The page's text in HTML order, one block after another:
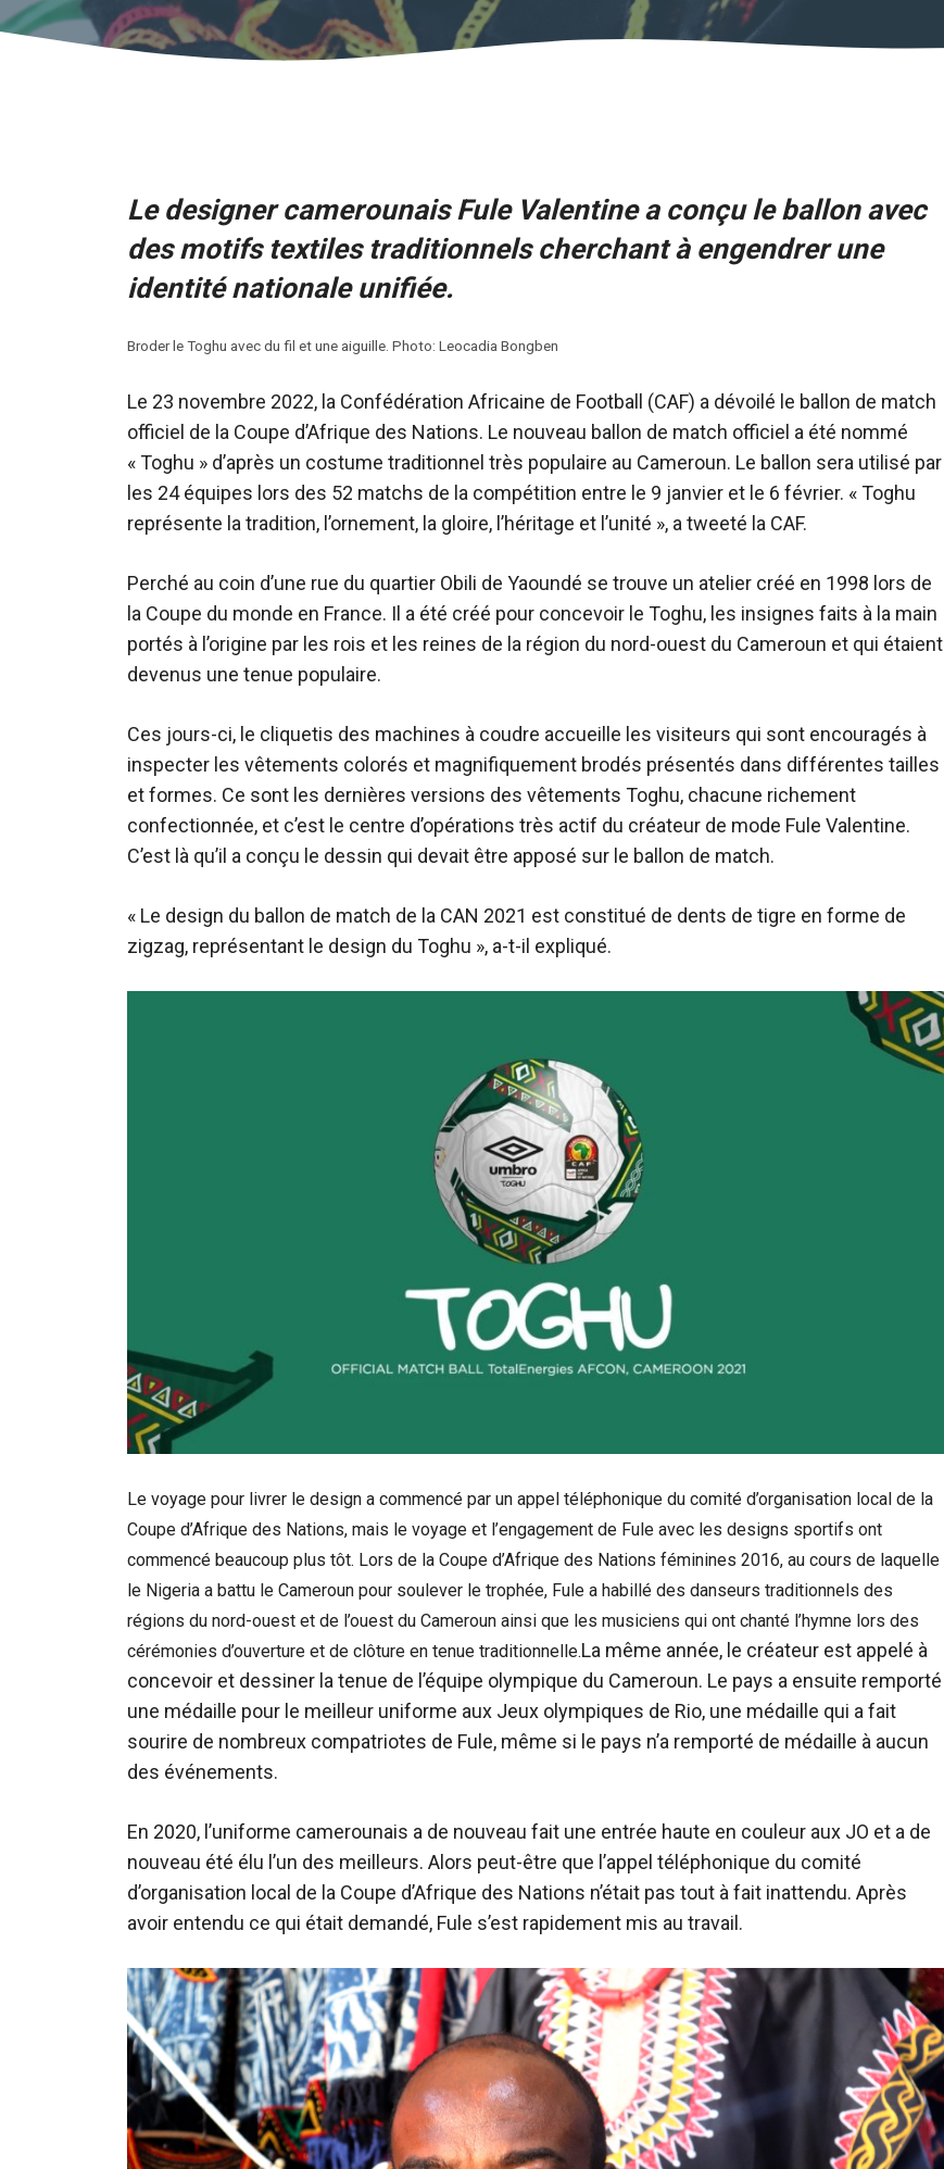
Le designer camerounais Fule Valentine a conçu le ballon avec
des motifs textiles traditionnels cherchant à engendrer une
identité nationale unifiée.
Broder le Toghu avec du fil et une aiguille. Photo: Leocadia Bongben
Le 23 novembre 2022, la Confédération Africaine de Football (CAF) a dévoilé le ballon de match
officiel de la Coupe d’Afrique des Nations. Le nouveau ballon de match officiel a été nommé
« Toghu » d’après un costume traditionnel très populaire au Cameroun. Le ballon sera utilisé par
les 24 équipes lors des 52 matchs de la compétition entre le 9 janvier et le 6 février. « Toghu
représente la tradition, l’ornement, la gloire, l’héritage et l’unité », a tweeté la CAF.
Perché au coin d’une rue du quartier Obili de Yaoundé se trouve un atelier créé en 1998 lors de
la Coupe du monde en France. Il a été créé pour concevoir le Toghu, les insignes faits à la main
portés à l’origine par les rois et les reines de la région du nord-ouest du Cameroun et qui étaient
devenus une tenue populaire.
Ces jours-ci, le cliquetis des machines à coudre accueille les visiteurs qui sont encouragés à
inspecter les vêtements colorés et magnifiquement brodés présentés dans différentes tailles
et formes. Ce sont les dernières versions des vêtements Toghu, chacune richement
confectionnée, et c’est le centre d’opérations très actif du créateur de mode Fule Valentine.
C’est là qu’il a conçu le dessin qui devait être apposé sur le ballon de match.
« Le design du ballon de match de la CAN 2021 est constitué de dents de tigre en forme de
zigzag, représentant le design du Toghu », a-t-il expliqué.
Le voyage pour livrer le design a commencé par un appel téléphonique du comité d’organisation local de la
Coupe d’Afrique des Nations, mais le voyage et l’engagement de Fule avec les designs sportifs ont
commencé beaucoup plus tôt. Lors de la Coupe d’Afrique des Nations féminines 2016, au cours de laquelle
le Nigeria a battu le Cameroun pour soulever le trophée, Fule a habillé des danseurs traditionnels des
régions du nord-ouest et de l’ouest du Cameroun ainsi que les musiciens qui ont chanté l’hymne lors des
cérémonies d’ouverture et de clôture en tenue traditionnelle.La même année, le créateur est appelé à
concevoir et dessiner la tenue de l’équipe olympique du Cameroun. Le pays a ensuite remporté
une médaille pour le meilleur uniforme aux Jeux olympiques de Rio, une médaille qui a fait
sourire de nombreux compatriotes de Fule, même si le pays n’a remporté de médaille à aucun
des événements.
En 2020, l’uniforme camerounais a de nouveau fait une entrée haute en couleur aux JO et a de
nouveau été élu l’un des meilleurs. Alors peut-être que l’appel téléphonique du comité
d’organisation local de la Coupe d’Afrique des Nations n’était pas tout à fait inattendu. Après
avoir entendu ce qui était demandé, Fule s’est rapidement mis au travail.